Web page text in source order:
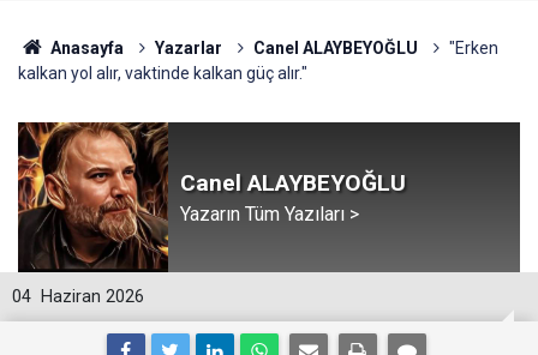
Anasayfa Yazarlar Canel ALAYBEYOĞLU
"Erken
kalkan yol alır, vaktinde kalkan güç alır."
Canel ALAYBEYOĞLU
Yazarın Tüm Yazıları >
04 Haziran 2026